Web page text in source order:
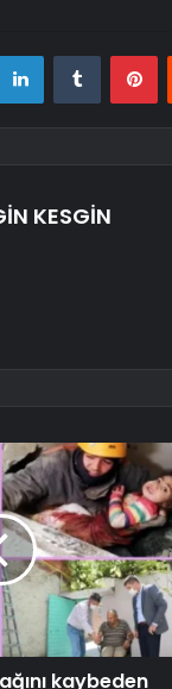
LinkedInTumblr
KESGİN
kaybeden